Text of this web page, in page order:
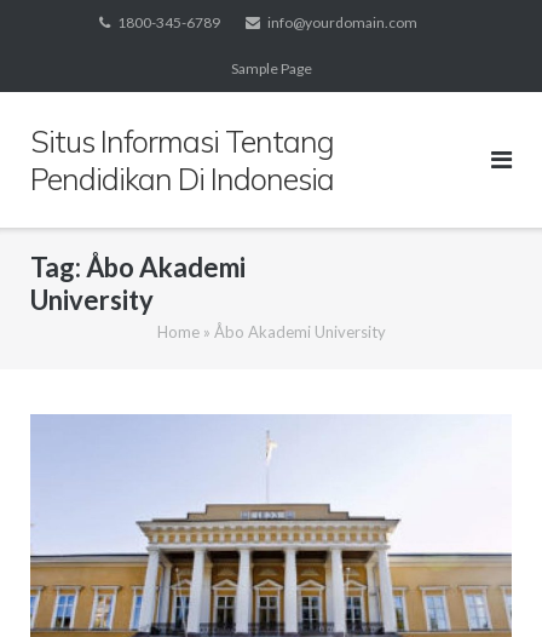
1800-345-6789 info@yourdomain.com
Sample Page
Situs Informasi Tentang
Pendidikan Di Indonesia
Tag:Åbo Akademi
University
Home» Åbo Akademi University